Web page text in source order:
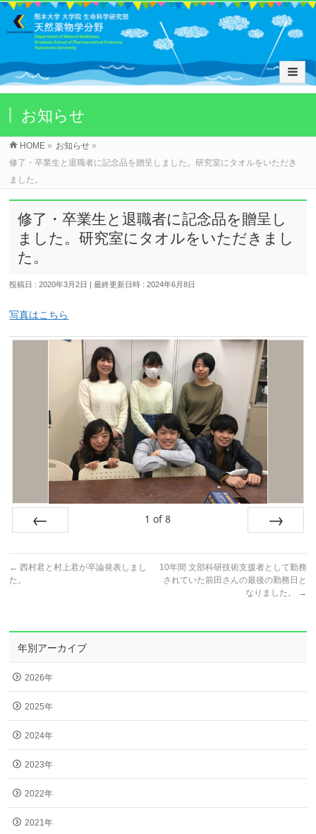
お知らせ
HOME » お知らせ »
修了・卒業生と退職者に記念品を贈呈しました。研究室にタオルをいただき
ました。
修了・卒業生と退職者に記念品を贈呈し
ました。研究室にタオルをいただきまし
た。
投稿日 : 2020年3月2日 最終更新日時 : 2024年6月8日
写真はこちら
1 of 8
← 西村君と村上君が卒論発表しまし
た。
10年間 文部科研技術支援者として勤務
されていた前田さんの最後の勤務日と
なりました。
→
年別アーカイブ
2026年
2025年
2024年
2023年
2022年
2021年